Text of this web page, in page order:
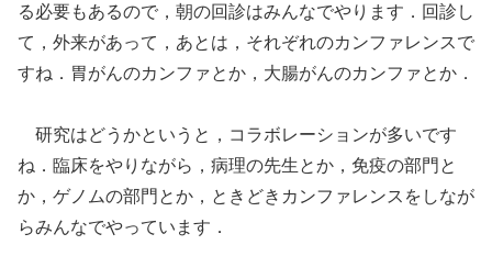
る必要もあるので，朝の回診はみんなでやります．回診し
て，外来があって，あとは，それぞれのカンファレンスで
すね．胃がんのカンファとか，大腸がんのカンファとか．
研究はどうかというと，コラボレーションが多いです
ね．臨床をやりながら，病理の先生とか，免疫の部門と
か，ゲノムの部門とか，ときどきカンファレンスをしなが
らみんなでやっています．